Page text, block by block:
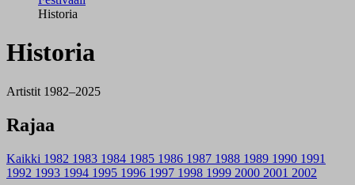
Historia
Historia
Artistit 1982–2025
Rajaa
Kaikki 1982 1983 1984 1985 1986 1987 1988 1989 1990 1991
1992 1993 1994 1995 1996 1997 1998 1999 2000 2001 2002